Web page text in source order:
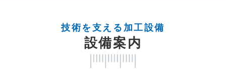
技術を支える加工設備
設備案内